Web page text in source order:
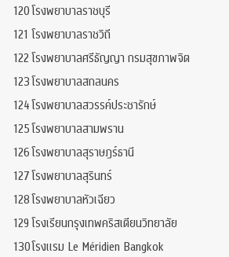
120โรงพยาบาลราชบุรี
121 โรงพยาบาลราชวิถี
122 โรงพยาบาลศรีธัญญา กรมสุขภาพจิต
123โรงพยาบาลสกลนคร
124โรงพยาบาลสวรรค์ประชารักษ์
125โรงพยาบาลสามพราน
126โรงพยาบาลสุราษฎร์ธานี
127โรงพยาบาลสุรินทร์
128โรงพยาบาลหัวเฉียว
129 โรงเรียนกรุงเทพคริสเตียนวิทยาลัย
130โรงแรม Le Méridien Bangkok